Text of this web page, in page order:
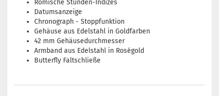
Römische Stunden-Indizes
Datumsanzeige
Chronograph - Stoppfunktion
Gehäuse aus Edelstahl in Goldfarben
42 mm Gehäusedurchmesser
Armband aus Edelstahl in Roségold
Butterfly Faltschließe